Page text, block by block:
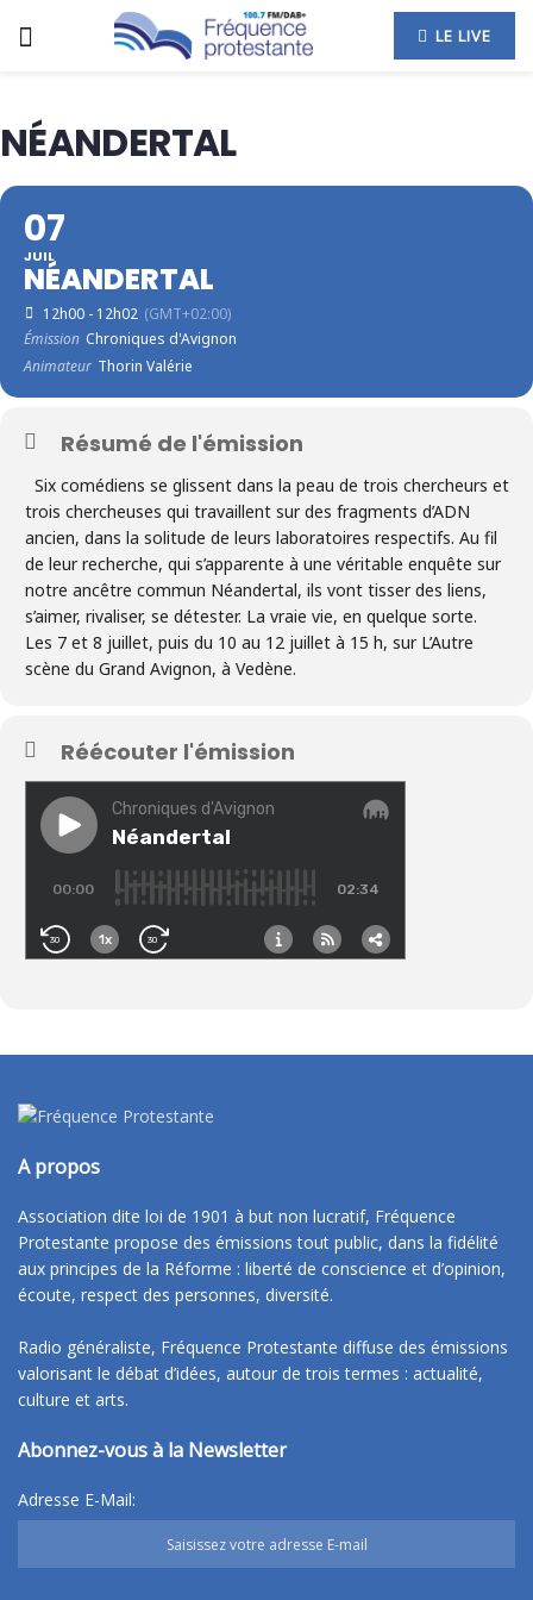
LE LIVE
NÉANDERTAL
07
JUIL
NÉANDERTAL
12h00 - 12h02 (GMT+02:00)
Émission Chroniques d'Avignon
Animateur Thorin Valérie
Résumé de l'émission
Six comédiens se glissent dans la peau de trois chercheurs et
trois chercheuses qui travaillent sur des fragments d’ADN
ancien, dans la solitude de leurs laboratoires respectifs. Au fil
de leur recherche, qui s’apparente à une véritable enquête sur
notre ancêtre commun Néandertal, ils vont tisser des liens,
s’aimer, rivaliser, se détester. La vraie vie, en quelque sorte.
Les 7 et 8 juillet, puis du 10 au 12 juillet à 15 h, sur L’Autre
scène du Grand Avignon, à Vedène.
Réécouter l'émission
A propos
Association dite loi de 1901 à but non lucratif, Fréquence
Protestante propose des émissions tout public, dans la fidélité
aux principes de la Réforme : liberté de conscience et d’opinion,
écoute, respect des personnes, diversité.
Radio généraliste, Fréquence Protestante diffuse des émissions
valorisant le débat d’idées, autour de trois termes : actualité,
culture et arts.
Abonnez-vous à la Newsletter
Adresse E-Mail: